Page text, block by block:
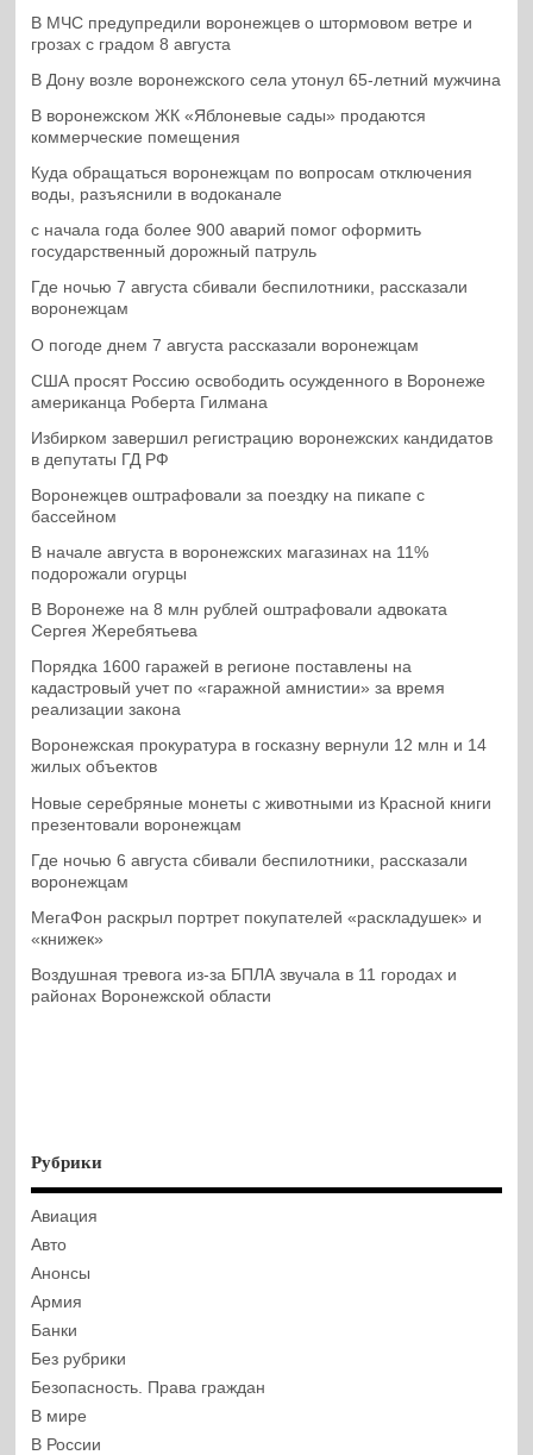
В МЧС предупредили воронежцев о штормовом ветре и
грозах с градом 8 августа
В Дону возле воронежского села утонул 65-летний мужчина
В воронежском ЖК «Яблоневые сады» продаются
коммерческие помещения
Куда обращаться воронежцам по вопросам отключения
воды, разъяснили в водоканале
с начала года более 900 аварий помог оформить
государственный дорожный патруль
Где ночью 7 августа сбивали беспилотники, рассказали
воронежцам
О погоде днем 7 августа рассказали воронежцам
США просят Россию освободить осужденного в Воронеже
американца Роберта Гилмана
Избирком завершил регистрацию воронежских кандидатов
в депутаты ГД РФ
Воронежцев оштрафовали за поездку на пикапе с
бассейном
В начале августа в воронежских магазинах на 11%
подорожали огурцы
В Воронеже на 8 млн рублей оштрафовали адвоката
Сергея Жеребятьева
Порядка 1600 гаражей в регионе поставлены на
кадастровый учет по «гаражной амнистии» за время
реализации закона
Воронежская прокуратура в госказну вернули 12 млн и 14
жилых объектов
Новые серебряные монеты с животными из Красной книги
презентовали воронежцам
Где ночью 6 августа сбивали беспилотники, рассказали
воронежцам
МегаФон раскрыл портрет покупателей «раскладушек» и
«книжек»
Воздушная тревога из-за БПЛА звучала в 11 городах и
районах Воронежской области
Рубрики
Авиация
Авто
Анонсы
Армия
Банки
Без рубрики
Безопасность. Права граждан
В мире
В России